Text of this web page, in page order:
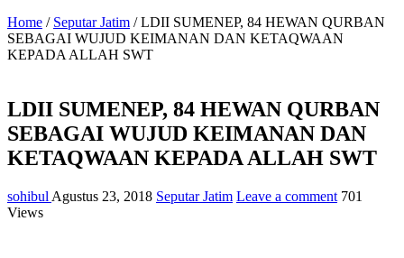
Home / Seputar Jatim / LDII SUMENEP, 84 HEWAN QURBAN
SEBAGAI WUJUD KEIMANAN DAN KETAQWAAN
KEPADA ALLAH SWT
LDII SUMENEP, 84 HEWAN QURBAN
SEBAGAI WUJUD KEIMANAN DAN
KETAQWAAN KEPADA ALLAH SWT
sohibul Agustus 23, 2018 Seputar Jatim Leave a comment 701
Views